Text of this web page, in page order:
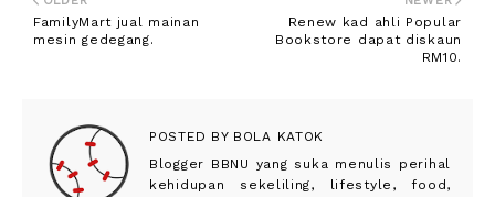
Renew kad ahli Popular
Bookstore dapat diskaun
RM10.
FamilyMart jual mainan
mesin gedegang.
POSTED BYBOLA KATOK
Blogger BBNU yang suka menulis perihal
kehidupan sekeliling, lifestyle, food,